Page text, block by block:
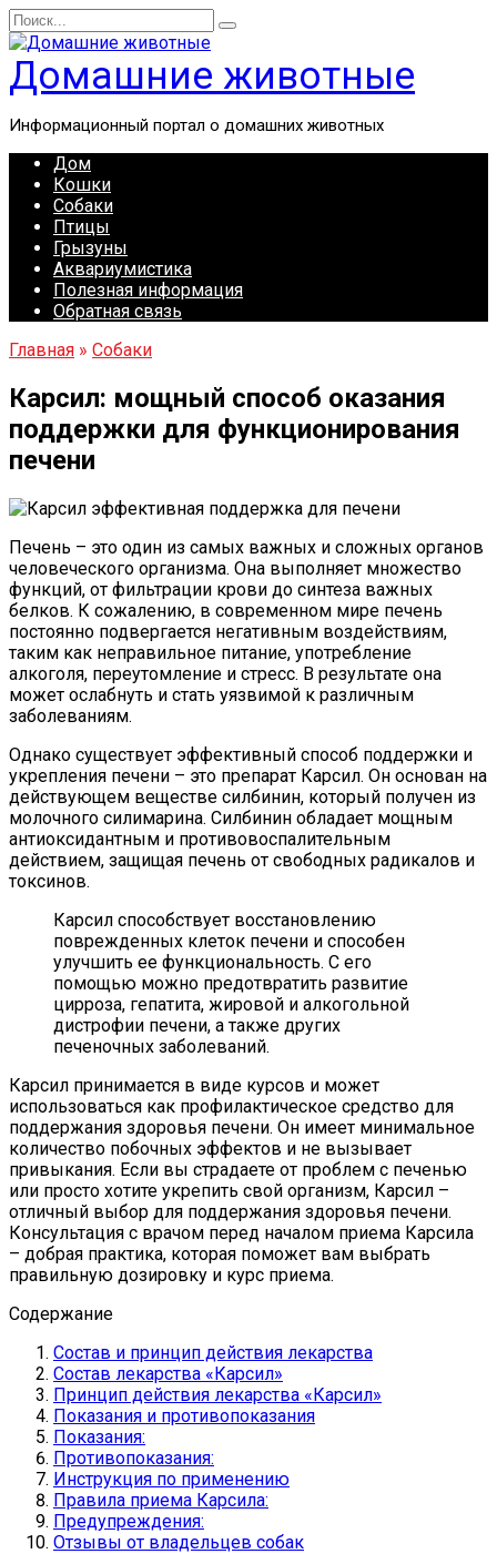
Перейти
к
содержанию
Search
for:
Домашние животные
Информационный портал о домашних животных
Дом
Кошки
Собаки
Птицы
Грызуны
Аквариумистика
Полезная информация
Обратная связь
Главная » Собаки
Карсил: мощный способ оказания
поддержки для функционирования
печени
Печень – это один из самых важных и сложных органов
человеческого организма. Она выполняет множество
функций, от фильтрации крови до синтеза важных
белков. К сожалению, в современном мире печень
постоянно подвергается негативным воздействиям,
таким как неправильное питание, употребление
алкоголя, переутомление и стресс. В результате она
может ослабнуть и стать уязвимой к различным
заболеваниям.
Однако существует эффективный способ поддержки и
укрепления печени – это препарат Карсил. Он основан на
действующем веществе силбинин, который получен из
молочного силимарина. Силбинин обладает мощным
антиоксидантным и противовоспалительным
действием, защищая печень от свободных радикалов и
токсинов.
Карсил способствует восстановлению
поврежденных клеток печени и способен
улучшить ее функциональность. С его
помощью можно предотвратить развитие
цирроза, гепатита, жировой и алкогольной
дистрофии печени, а также других
печеночных заболеваний.
Карсил принимается в виде курсов и может
использоваться как профилактическое средство для
поддержания здоровья печени. Он имеет минимальное
количество побочных эффектов и не вызывает
привыкания. Если вы страдаете от проблем с печенью
или просто хотите укрепить свой организм, Карсил –
отличный выбор для поддержания здоровья печени.
Консультация с врачом перед началом приема Карсила
– добрая практика, которая поможет вам выбрать
правильную дозировку и курс приема.
Содержание
Состав и принцип действия лекарства
Состав лекарства «Карсил»
Принцип действия лекарства «Карсил»
Показания и противопоказания
Показания:
Противопоказания:
Инструкция по применению
Правила приема Карсила:
Предупреждения:
Отзывы от владельцев собак